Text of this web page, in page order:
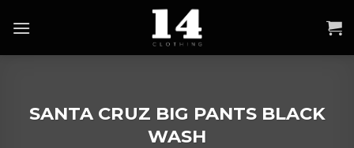
SANTA CRUZ BIG PANTS BLACK
WASH